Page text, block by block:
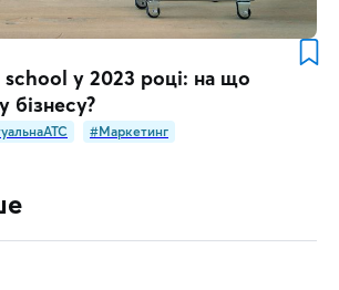
у 2023 році: на що
бізнесу?
#Маркетинг